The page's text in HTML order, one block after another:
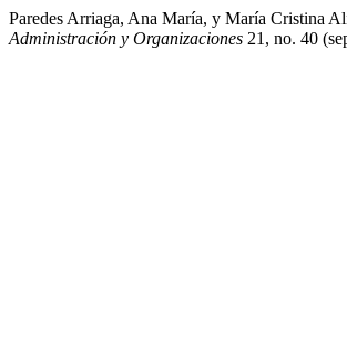
Paredes Arriaga, Ana María, y María Cristina
Administración y Organizaciones 21, no. 40